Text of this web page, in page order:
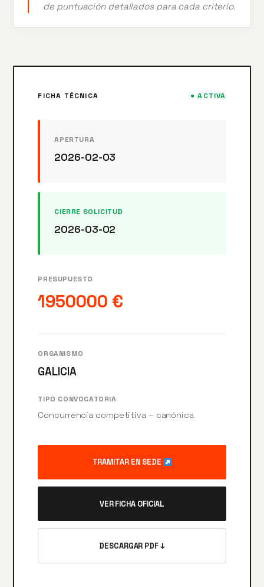
de puntuación detallados para cada criterio.
FICHA TÉCNICA ● ACTIVA
APERTURA
2026-02-03
CIERRE SOLICITUD
2026-03-02
PRESUPUESTO
1950000 €
ORGANISMO
GALICIA
TIPO CONVOCATORIA
Concurrencia competitiva – canónica
TRAMITAR EN SEDE
VER FICHA OFICIAL
DESCARGAR PDF ↓